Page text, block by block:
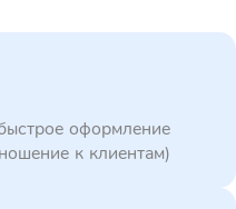
оформление
к клиентам)